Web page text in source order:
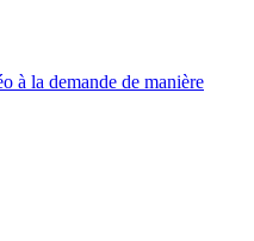
à la demande de manière